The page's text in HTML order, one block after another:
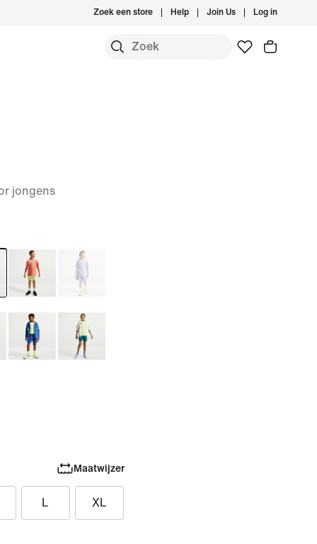
Zoek een store Help Join Us Log in
jongens
Maatwijzer
L XL